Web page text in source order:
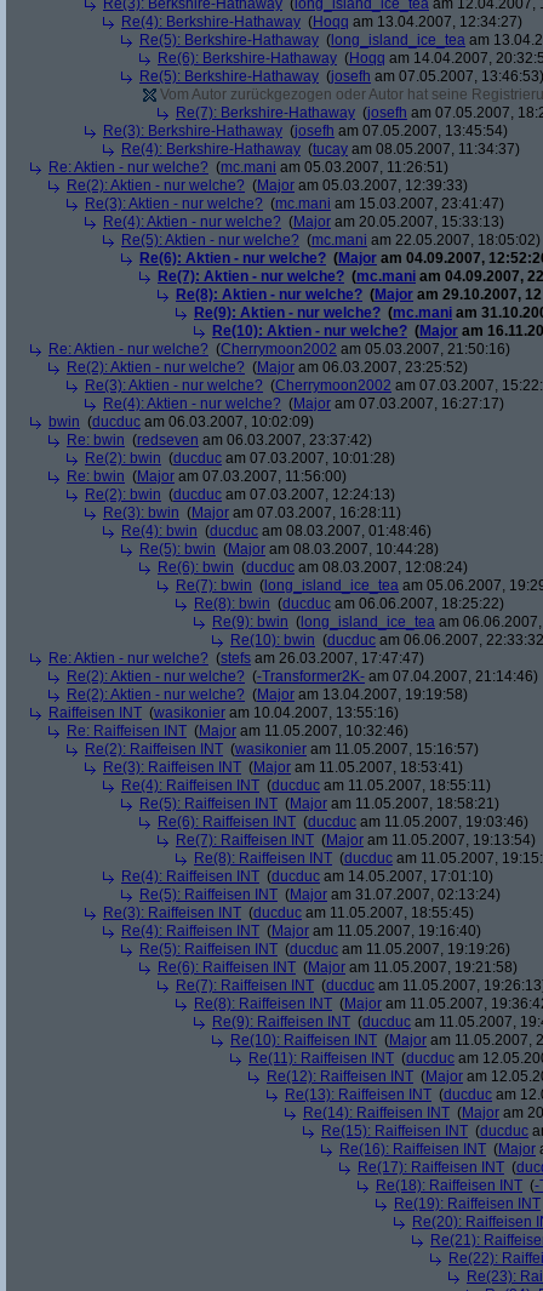
Re(3): Berkshire-Hathaway ( long_island_ice_tea am 12.04.2007,
Re(4): Berkshire-Hathaway (Hoqq am 13.04.2007, 12:34:27)
Re(5): Berkshire-Hathaway ( long_island_ice_tea am
Re(6): Berkshire-Hathaway (Hoqq am 14.04.2007,
Re(5): Berkshire-Hathaway (josefh am 07.05.2007, 13:46:53)
Vom Autor zurückgezogen oder Autor hat seine
Re(7): Berkshire-Hathaway (josefh am 07.05.2007,
Re(3): Berkshire-Hathaway (josefh am 07.05.2007, 13:45:54)
Re(4): Berkshire-Hathaway (tucay am 08.05.2007, 11:34:37)
Re: Aktien - nur welche? (mc.mani am 05.03.2007, 11:26:51)
Re(2): Aktien - nur welche? (Major am 05.03.2007, 12:39:33)
Re(3): Aktien - nur welche? (mc.mani am 15.03.2007, 23:41:47)
Re(4): Aktien - nur welche? (Major am 20.05.2007, 15:33:13)
Re(5): Aktien - nur welche? (mc.mani am 22.05.2007, 18:05:02)
Re(6): Aktien - nur welche? (Major am 04.09.2007,
Re(7): Aktien - nur welche? (mc.mani am 04.09.2007,
Re(8): Aktien - nur welche? (Major am 29.10.2007,
Re(9): Aktien - nur welche? (mc.mani am
Re(10): Aktien - nur welche? (Major am
Re: Aktien - nur welche? (Cherrymoon2002 am 05.03.2007, 21:50:16)
Re(2): Aktien - nur welche? (Major am 06.03.2007, 23:25:52)
Re(3): Aktien - nur welche? (Cherrymoon2002 am 07.03.2007,
Re(4): Aktien - nur welche? (Major am 07.03.2007, 16:27:17)
bwin (ducduc am 06.03.2007, 10:02:09)
Re: bwin (redseven am 06.03.2007, 23:37:42)
Re(2): bwin (ducduc am 07.03.2007, 10:01:28)
Re: bwin (Major am 07.03.2007, 11:56:00)
Re(2): bwin (ducduc am 07.03.2007, 12:24:13)
Re(3): bwin (Major am 07.03.2007, 16:28:11)
Re(4): bwin (ducduc am 08.03.2007, 01:48:46)
Re(5): bwin (Major am 08.03.2007, 10:44:28)
Re(6): bwin (ducduc am 08.03.2007, 12:08:24)
Re(7): bwin ( long_island_ice_tea am 05.06.2007,
Re(8): bwin (ducduc am 06.06.2007, 18:25:22)
Re(9): bwin ( long_island_ice_tea am
Re(10): bwin (ducduc am 06.06.2007,
Re: Aktien - nur welche? (stefs am 26.03.2007, 17:47:47)
Re(2): Aktien - nur welche? (-Transformer2K- am 07.04.2007, 21:14:46)
Re(2): Aktien - nur welche? (Major am 13.04.2007, 19:19:58)
Raiffeisen INT (wasikonier am 10.04.2007, 13:55:16)
Re: Raiffeisen INT (Major am 11.05.2007, 10:32:46)
Re(2): Raiffeisen INT (wasikonier am 11.05.2007, 15:16:57)
Re(3): Raiffeisen INT (Major am 11.05.2007, 18:53:41)
Re(4): Raiffeisen INT (ducduc am 11.05.2007, 18:55:11)
Re(5): Raiffeisen INT (Major am 11.05.2007, 18:58:21)
Re(6): Raiffeisen INT (ducduc am 11.05.2007, 19:03:46)
Re(7): Raiffeisen INT (Major am 11.05.2007, 19:13:54)
Re(8): Raiffeisen INT (ducduc am 11.05.2007,
Re(4): Raiffeisen INT (ducduc am 14.05.2007, 17:01:10)
Re(5): Raiffeisen INT (Major am 31.07.2007, 02:13:24)
Re(3): Raiffeisen INT (ducduc am 11.05.2007, 18:55:45)
Re(4): Raiffeisen INT (Major am 11.05.2007, 19:16:40)
Re(5): Raiffeisen INT (ducduc am 11.05.2007, 19:19:26)
Re(6): Raiffeisen INT (Major am 11.05.2007, 19:21:58)
Re(7): Raiffeisen INT (ducduc am 11.05.2007,
Re(8): Raiffeisen INT (Major am 11.05.2007,
Re(9): Raiffeisen INT (ducduc am 11.05.2007,
Re(10): Raiffeisen INT (Major am 11.05.2007,
Re(11): Raiffeisen INT (ducduc am
Re(12): Raiffeisen INT (Major am
Re(13): Raiffeisen INT (ducduc am
Re(14): Raiffeisen INT (Major am
Re(15): Raiffeisen INT (ducduc
Re(16): Raiffeisen INT (Major
Re(17): Raiffeisen INT (
Re(18): Raiffeisen INT (-
Re(19): Raiffeisen INT
Re(20): Raiffeisen
Re(21):
Re(22):
Re(23):